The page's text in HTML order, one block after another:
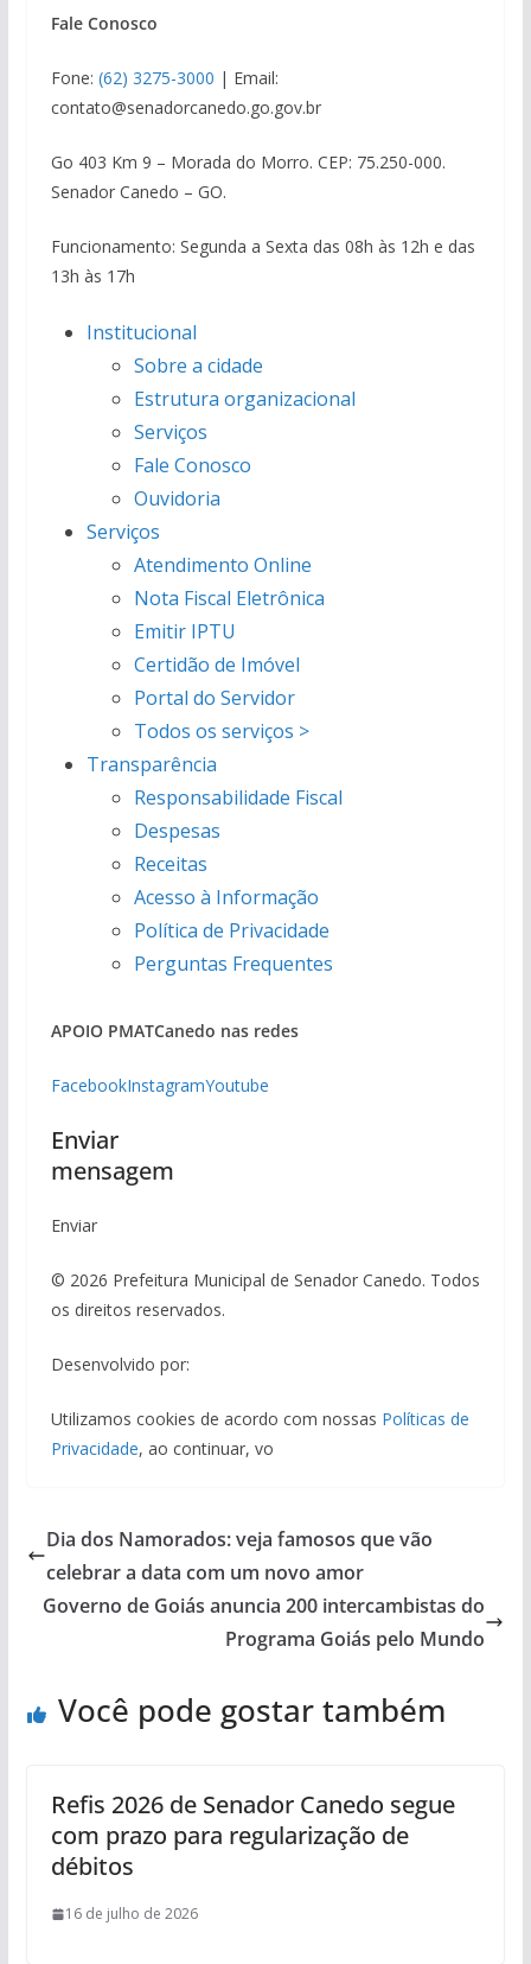
Fale Conosco
Fone: (62) 3275-3000 | Email:
contato@senadorcanedo.go.gov.br
Go 403 Km 9 – Morada do Morro. CEP: 75.250-000.
Senador Canedo – GO.
Funcionamento: Segunda a Sexta das 08h às 12h e das
13h às 17h
Institucional
Sobre a cidade
Estrutura organizacional
Serviços
Fale Conosco
Ouvidoria
Serviços
Atendimento Online
Nota Fiscal Eletrônica
Emitir IPTU
Certidão de Imóvel
Portal do Servidor
Todos os serviços >
Transparência
Responsabilidade Fiscal
Despesas
Receitas
Acesso à Informação
Política de Privacidade
Perguntas Frequentes
APOIO PMATCanedo nas redes
FacebookInstagramYoutube
Enviar
mensagem
Enviar
© 2026 Prefeitura Municipal de Senador Canedo. Todos
os direitos reservados.
Desenvolvido por:
Utilizamos cookies de acordo com nossas Políticas de
Privacidade, ao continuar, vo
Dia dos Namorados: veja famosos que vão
celebrar a data com um novo amor
Governo de Goiás anuncia 200 intercambistas do
Programa Goiás pelo Mundo
Você pode gostar também
Refis 2026 de Senador Canedo segue
com prazo para regularização de
débitos
16 de julho de 2026